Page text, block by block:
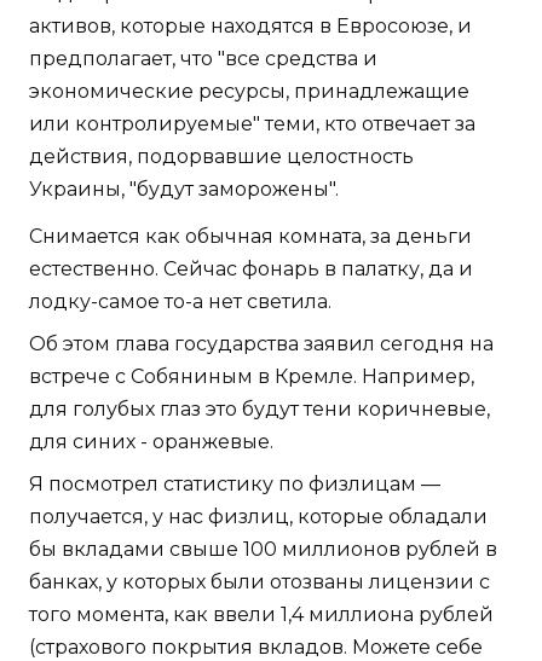
активов, которые находятся в Евросоюзе, и
предполагает, что "все средства и
экономические ресурсы, принадлежащие
или контролируемые" теми, кто отвечает за
действия, подорвавшие целостность
Украины, "будут заморожены".
Снимается как обычная комната, за деньги
естественно. Сейчас фонарь в палатку, да и
лодку-самое то-а нет светила.
Об этом глава государства заявил сегодня на
встрече с Собяниным в Кремле. Например,
для голубых глаз это будут тени коричневые,
для синих - оранжевые.
Я посмотрел статистику по физлицам —
получается, у нас физлиц, которые обладали
бы вкладами свыше 100 миллионов рублей в
банках, у которых были отозваны лицензии с
того момента, как ввели 1,4 миллиона рублей
(страхового покрытия вкладов. Можете себе